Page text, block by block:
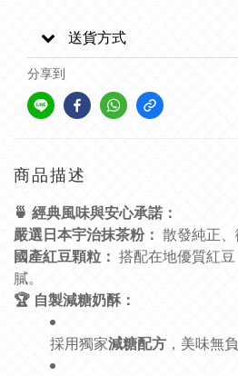
送貨方式
分享到
商品描述
🍵 經典風味與安心承諾：
嚴選日本宇治抹茶粉： 散發純正、
國產紅豆顆粒： 搭配在地優質紅
膩。
🏆 自製減糖奶酥：
採用獨家減糖配方 ，美味無負